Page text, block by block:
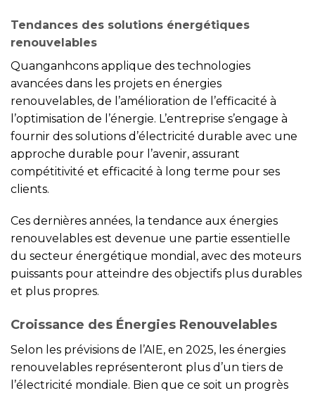
Tendances des solutions énergétiques
renouvelables
Quanganhcons applique des technologies
avancées dans les projets en énergies
renouvelables, de l’amélioration de l’efficacité à
l’optimisation de l’énergie. L’entreprise s’engage à
fournir des solutions d’électricité durable avec une
approche durable pour l’avenir, assurant
compétitivité et efficacité à long terme pour ses
clients.
Ces dernières années, la tendance aux énergies
renouvelables est devenue une partie essentielle
du secteur énergétique mondial, avec des moteurs
puissants pour atteindre des objectifs plus durables
et plus propres.
Croissance des Énergies Renouvelables
Selon les prévisions de l’AIE, en 2025, les énergies
renouvelables représenteront plus d’un tiers de
l’électricité mondiale. Bien que ce soit un progrès